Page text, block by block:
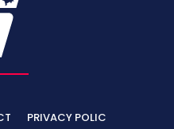
PRIVACY POLIC